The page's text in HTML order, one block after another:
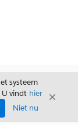
systeem
U vindt hier
Niet nu
Sluiten